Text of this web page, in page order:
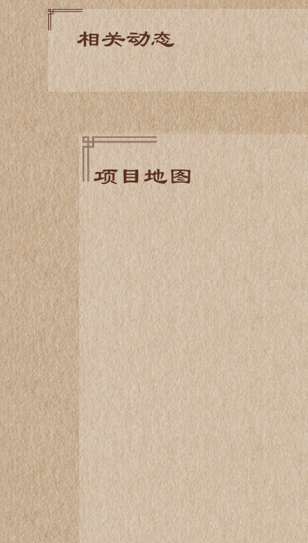
相关动态
项目地图